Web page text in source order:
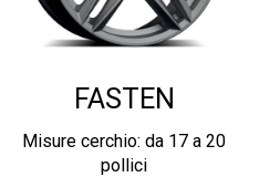
FASTEN
Misure cerchio: da 17 a 20
pollici